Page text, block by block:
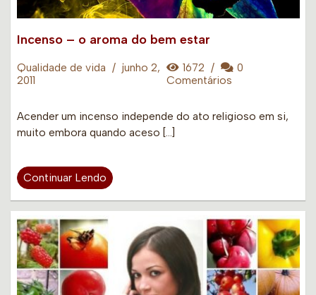
Incenso – o aroma do bem estar
Qualidade de vida / junho 2,
2011
1672 /
0
Comentários
Acender um incenso independe do ato religioso em si,
muito embora quando aceso […]
Continuar Lendo